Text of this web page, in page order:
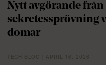
Nytt avgörande
sekretessprövning
domar